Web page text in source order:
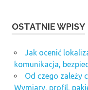
OSTATNIE WPISY
Jak ocenić
komunikacja,
Od czego zależy
Wymiary, profil,